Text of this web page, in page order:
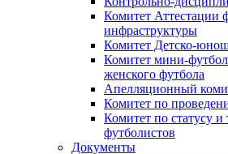
Комитет Аттестации
инфраструктуры
Комитет Детско-
Комитет мини-
женского футбола
Апелляционный
Комитет по
Комитет по статусу и
футболистов
Документы